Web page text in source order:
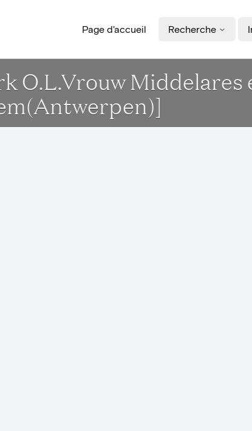
Page d'accueil Recherche
O.L.Vrouw Middelares